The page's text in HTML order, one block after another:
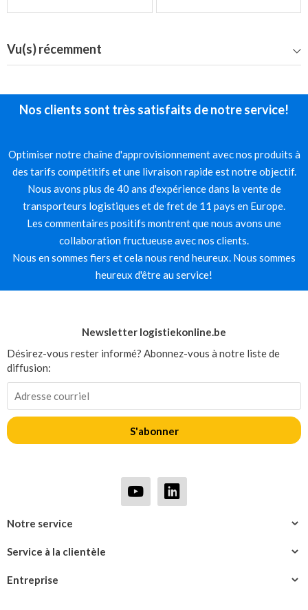
Vu(s) récemment
Nos clients sont très satisfaits de notre service!
Optimiser notre chaîne d'approvisionnement avec nos produits à
des tarifs compétitifs et une livraison rapide est notre objectif.
Nous avons plus de 40 ans d'expérience dans la vente de
transporteurs logistiques et de fret de 11 pays en Europe.
Les commentaires positifs montrent que nous avons une
collaboration fructueuse avec nos clients.
Nous en sommes fiers et cela nous rend heureux. Nous sommes
heureux d'être au service!
Entreprise
Service à la clientèle
Notre service
Newsletter logistiekonline.be
Désirez-vous rester informé? Abonnez-vous à notre liste de
diffusion:
S'abonner